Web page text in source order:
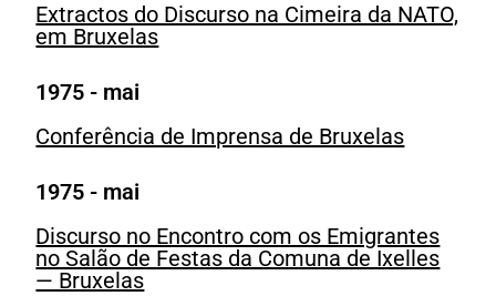
Extractos do Discurso na Cimeira da NATO,
em Bruxelas
1975 - mai
Conferência de Imprensa de Bruxelas
1975 - mai
Discurso no Encontro com os Emigrantes
no Salão de Festas da Comuna de Ixelles
— Bruxelas